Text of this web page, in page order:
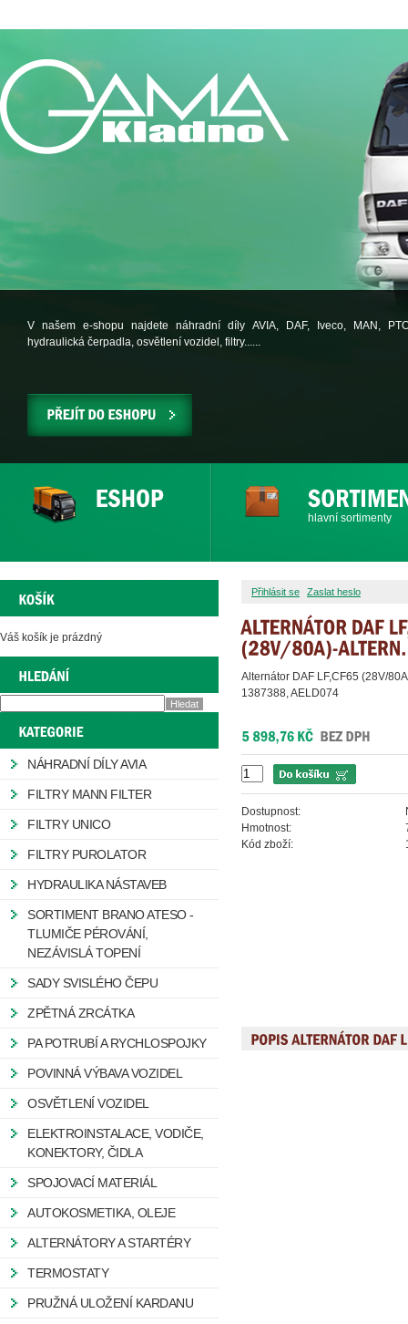
V našem e-shopu najdete náhradní díly AVIA, DAF, Iveco, MAN,
hydraulická čerpadla, osvětlení vozidel, filtry......
hlavní sortimenty
Přihlásit se Zaslat heslo
Alternátor DAF LF,CF65 (28V/
1387388, AELD074
Dostupnost:
Hmotnost:
Kód zboží:
Váš košík je prázdný
NÁHRADNÍ DÍLY AVIA
FILTRY MANN FILTER
FILTRY UNICO
FILTRY PUROLATOR
HYDRAULIKA NÁSTAVEB
SORTIMENT BRANO ATESO -
TLUMIČE PÉROVÁNÍ,
NEZÁVISLÁ TOPENÍ
SADY SVISLÉHO ČEPU
ZPĚTNÁ ZRCÁTKA
PA POTRUBÍ A RYCHLOSPOJKY
POVINNÁ VÝBAVA VOZIDEL
OSVĚTLENÍ VOZIDEL
ELEKTROINSTALACE, VODIČE,
KONEKTORY, ČIDLA
SPOJOVACÍ MATERIÁL
AUTOKOSMETIKA, OLEJE
ALTERNÁTORY A STARTÉRY
TERMOSTATY
PRUŽNÁ ULOŽENÍ KARDANU